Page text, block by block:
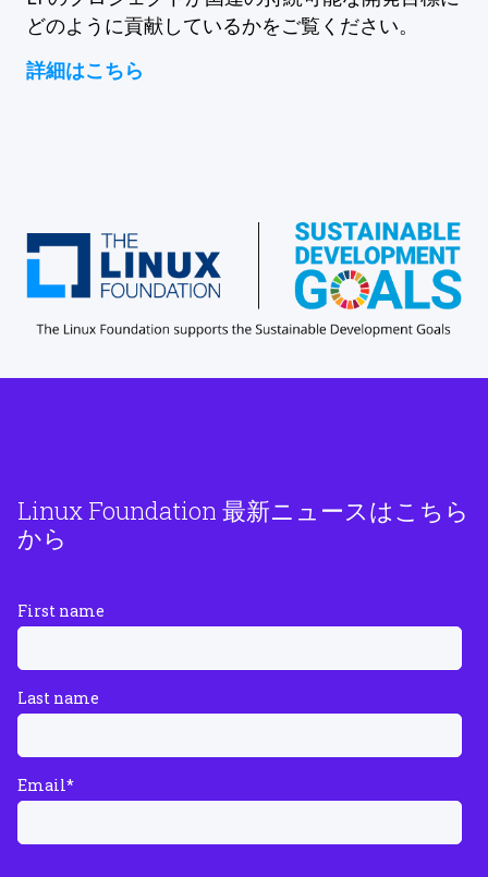
どのように貢献しているかをご覧ください。
詳細はこちら
Linux Foundation 最新ニュースはこちら
から
First name
Last name
Email*